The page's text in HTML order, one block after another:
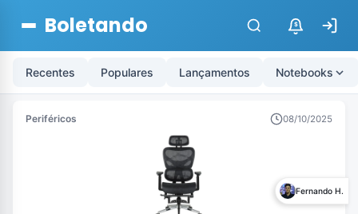
Boletando $
Recentes Populares Lançamentos Notebooks
Periféricos 08/10/2025
Fernando H.